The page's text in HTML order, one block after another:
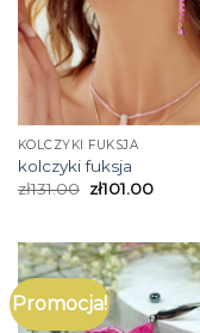
KOLCZYKI FUKSJA
kolczyki fuksja
zł131.00 zł101.00
Promocja!